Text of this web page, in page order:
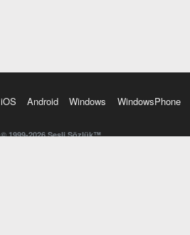
iOS Android Windows WindowsPhone
© 1999-2026 Sesli Sözlük™